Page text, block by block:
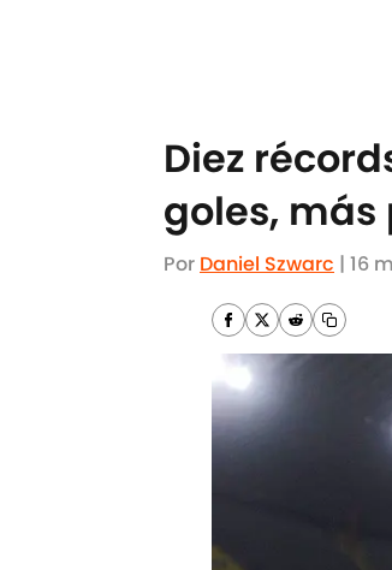
Diez
goles,
Por Daniel Szwarc | 16